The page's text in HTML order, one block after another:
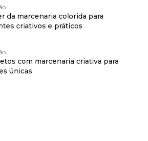
da marcenaria colorida para
criativos e práticos
com marcenaria criativa para
únicas